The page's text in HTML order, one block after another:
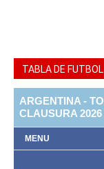
TABLA DE FUTBOL